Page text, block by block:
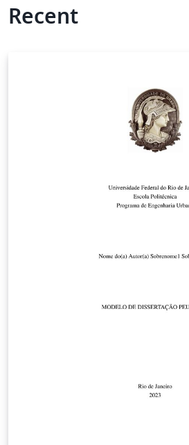
Recent